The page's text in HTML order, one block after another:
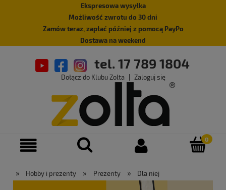
Ekspresowa wysyłka
Możliwość zwrotu do 30 dni
Zamów teraz, zapłać później z pomocą PayPo
Dostawa na weekend
tel. 17 789 1804
Dołącz do Klubu Zolta Zaloguj się
» Hobby i prezenty » Prezenty » Dla niej